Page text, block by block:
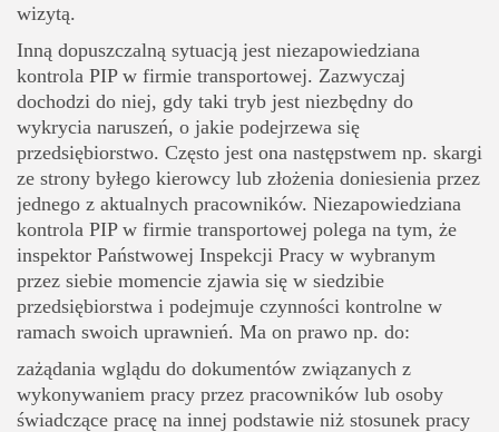
wizytą.
Inną dopuszczalną sytuacją jest niezapowiedziana
kontrola PIP w firmie transportowej. Zazwyczaj
dochodzi do niej, gdy taki tryb jest niezbędny do
wykrycia naruszeń, o jakie podejrzewa się
przedsiębiorstwo. Często jest ona następstwem np. skargi
ze strony byłego kierowcy lub złożenia doniesienia przez
jednego z aktualnych pracowników. Niezapowiedziana
kontrola PIP w firmie transportowej polega na tym, że
inspektor Państwowej Inspekcji Pracy w wybranym
przez siebie momencie zjawia się w siedzibie
przedsiębiorstwa i podejmuje czynności kontrolne w
ramach swoich uprawnień. Ma on prawo np. do:
zażądania wglądu do dokumentów związanych z
wykonywaniem pracy przez pracowników lub osoby
świadczące pracę na innej podstawie niż stosunek pracy